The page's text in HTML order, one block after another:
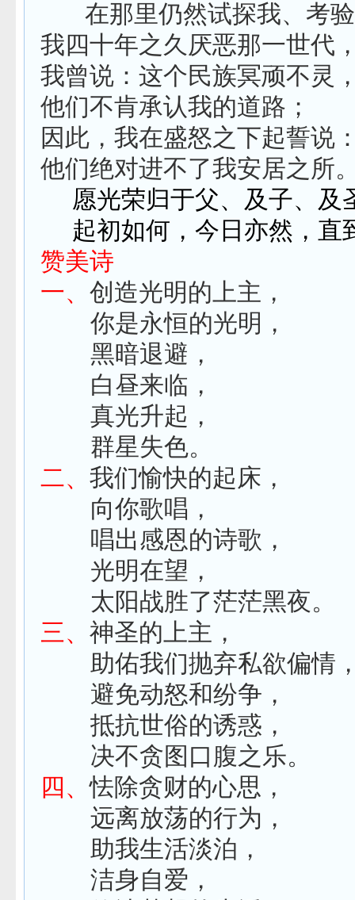
在那里仍然试探我、考
我四十年之久厌恶那一世代
我曾说：这个民族冥顽不灵
他们不肯承认我的道路；
因此，我在盛怒之下起誓说
他们绝对进不了我安居之所
愿光荣归于父、及子、及
起初如何，今日亦然，直
赞美诗
一、 创造光明的上主，
你是永恒的光明，
黑暗退避，
白昼来临，
真光升起，
群星失色。
二、 我们愉快的起床，
向你歌唱，
唱出感恩的诗歌，
光明在望，
太阳战胜了茫茫黑夜。
三、 神圣的上主，
助佑我们抛弃私欲偏情
避免动怒和纷争，
抵抗世俗的诱惑，
决不贪图口腹之乐。
四、怯除贪财的心思，
远离放荡的行为，
助我生活淡泊，
洁身自爱，